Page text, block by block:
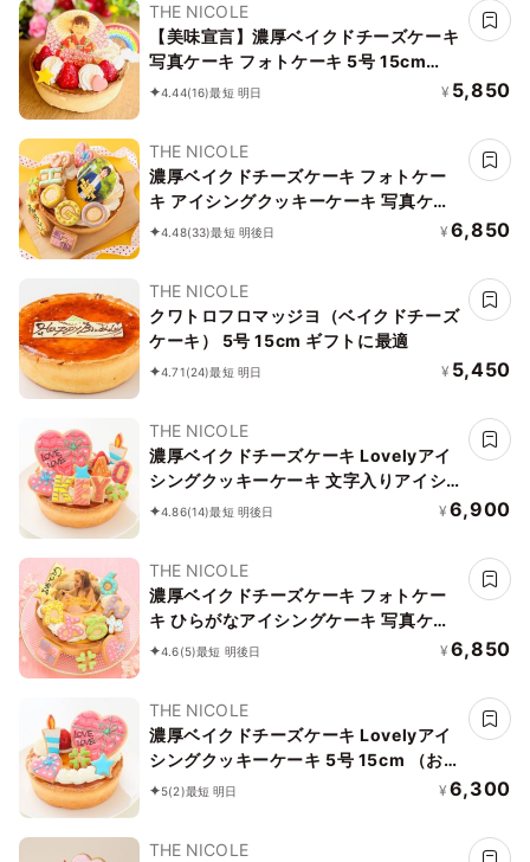
THE NICOLE
【美味宣言】濃厚ベイクドチーズケーキ
写真ケーキ フォトケーキ 5号 15cm
【オプション選択でオリジナルデザイン
4.44(16)最短 明日 ¥ 5,850
THE NICOLE
濃厚ベイクドチーズケーキ フォトケー
キ アイシングクッキーケーキ 写真ケー
キ 5号 15cm 【お好きなイラストも人気
4.48(33)最短 明後日 ¥ 6,850
THE NICOLE
クワトロフロマッジヨ（ベイクドチーズ
ケーキ） 5号 15cm ギフトに最適
4.71(24)最短 明日 ¥ 5,450
THE NICOLE
濃厚ベイクドチーズケーキ Lovelyアイ
シングクッキーケーキ 文字入りアイシ
ング 5号 15cm （お得なアイシングセッ
4.86(14)最短 明後日 ¥ 6,900
THE NICOLE
濃厚ベイクドチーズケーキ フォトケー
キ ひらがなアイシングケーキ 写真ケー
キ 5号 15cm ※ひらがなタイプ登場しま
4.6(5)最短 明後日 ¥ 6,850
THE NICOLE
濃厚ベイクドチーズケーキ Lovelyアイ
シングクッキーケーキ 5号 15cm （お得
なアイシングセットです） ＊アイシン
5(2)最短 明日 ¥ 6,300
THE NICOLE